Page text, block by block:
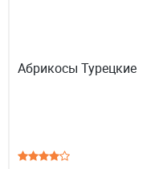
Абрикосы Турецкие